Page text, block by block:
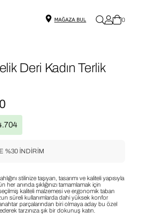
0
Deri Kadın Terlik
%30 İNDİRİM
stilinize taşıyan, tasarımı ve kaliteli yapısıyla
her anında şıklığınızı tamamlamak için
kaliteli malzemesi ve ergonomik taban
süreli kullanımlarda dahi yüksek konfor
anahtar parçalarından biri olmaya aday bu özel
tarzınıza şık bir dokunuş katın.